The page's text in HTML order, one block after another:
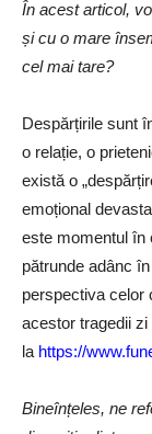
În acest articol,
și cu o mare
cel mai tare?
Despărțirile sunt
o relație, o
există o
emoțional
este momentul în
pătrunde adânc
perspectiva celor
acestor tragedii
la https://
Bineînțeles, ne